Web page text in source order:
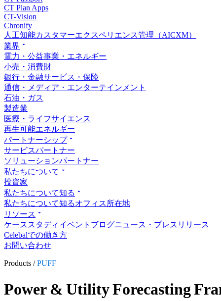
CT Plan Apps
CT-Vision
Chronify
人工知能カスタマーエクスペリエンス管理（AICXM）
業界
電力・公益事業・エネルギー
小売・消費財
銀行・金融サービス・保険
通信・メディア・エンターテインメント
石油・ガス
製造業
医療・ライフサイエンス
再生可能エネルギー
パートナーシップ
サービスパートナー
ソリューションパートナー
私たちについて
投資家
私たちについて知る
私たちについて知るオフィス所在地
リソース
ケーススタディ イベント ブログニュース・プレスリリース
Celebalでの働き方
お問い合わせ
Products /PUFF
Power & Utility Forecasting